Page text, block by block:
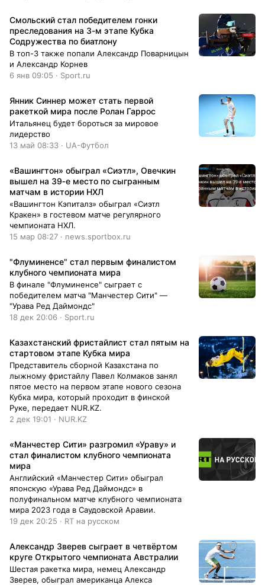
Смольский стал победителем гонки
преследования на 3-м этапе Кубка
Содружества по биатлону
В топ-3 также попали Александр Поварницын
и Александр Корнев
6 янв 09:05 · Sport.ru
Янник Синнер может стать первой
ракеткой мира после Ролан Гаррос
Итальянец будет бороться за мировое
лидерство
13 май 08:33 · UA-Футбол
«Вашингтон» обыграл «Сиэтл», Овечкин
вышел на 39‑е место по сыгранным
матчам в истории НХЛ
«Вашингтон Кэпиталз» обыграл «Сиэтл
Кракен» в гостевом матче регулярного
чемпионата НХЛ.
15 мар 08:27 · news.sportbox.ru
"Флуминенсе" стал первым финалистом
клубного чемпионата мира
В финале "Флуминенсе" сыграет с
победителем матча "Манчестер Сити" —
"Урава Ред Даймондс"
18 дек 20:06 · Sport.ru
Казахстанский фристайлист стал пятым на
стартовом этапе Кубка мира
Представитель сборной Казахстана по
лыжному фристайлу Павел Колмаков занял
пятое место на первом этапе нового сезона
Кубка мира, который проходит в финской
Руке, передает NUR.KZ.
2 дек 19:01 · NUR.KZ
«Манчестер Сити» разгромил «Ураву» и
стал финалистом клубного чемпионата
мира
Английский «Манчестер Сити» обыграл
японскую «Урава Ред Даймондс» в
полуфинальном матче клубного чемпионата
мира 2023 года в Саудовской Аравии.
19 дек 20:25 · RT на русском
Александр Зверев сыграет в четвёртом
круге Открытого чемпионата Австралии
Шестая ракетка мира, немец Александр
Зверев, обыграл американца Алекса